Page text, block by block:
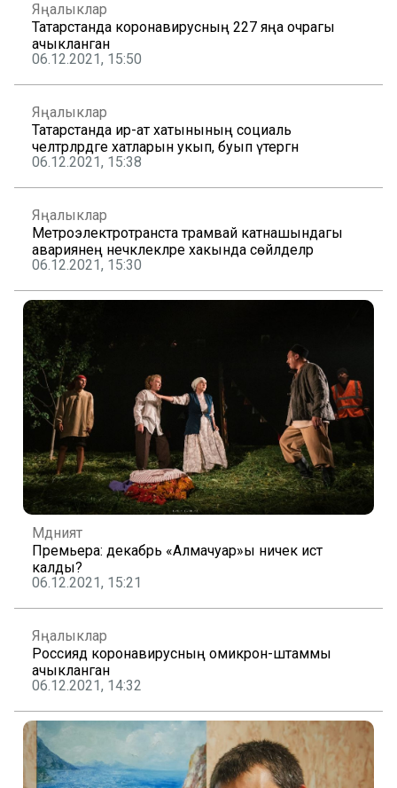
Яңалыклар
Татарстанда коронавирусның 227 яңа очрагы
ачыкланган
06.12.2021, 15:50
Яңалыклар
Татарстанда ир-ат хатынының социаль
челтәрләрдәге хатларын укып, буып үтергән
06.12.2021, 15:38
Яңалыклар
Метроэлектротранста трамвай катнашындагы
авариянең нечкәлекләре хакында сөйләделәр
06.12.2021, 15:30
Мәдәният
Премьера: декабрь «Алмачуар»ы ничек истә
калды?
06.12.2021, 15:21
Яңалыклар
Россиядә коронавирусның омикрон-штаммы
ачыкланган
06.12.2021, 14:32